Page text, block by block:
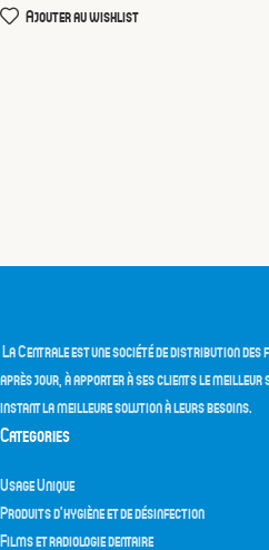
Ajouter au wishlist
La Centrale est une société de distribution
après jour, à apporter à ses clients le meilleur
instant la meilleure solution à leurs besoins.
Categories
Usage Unique
Produits d’hygiène et de désinfection
Films et radiologie dentaire